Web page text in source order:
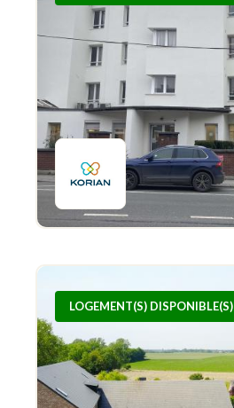
LOGEMENT(S) DISPONIBLE(S)